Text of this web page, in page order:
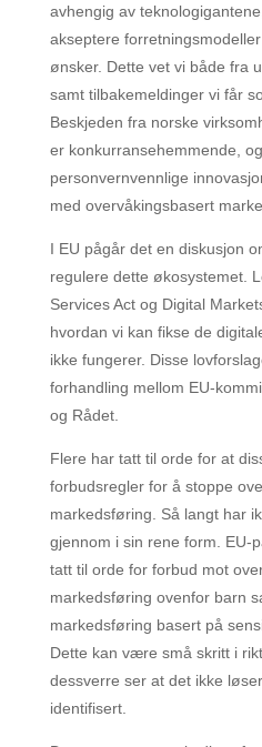
avhengig av
akseptere
ønsker. Dette vet vi både fra
samt tilbakemeldinger vi får
Beskjeden fra norske
er konkurransehemmende,
personvernvennlige
med overvåkingsbasert
I EU pågår det en diskusjon
regulere dette økosystemet.
Services Act og Digital
hvordan vi kan fikse de
ikke fungerer. Disse
forhandling mellom EU-
og Rådet.
Flere har tatt til orde for at
forbudsregler for å stoppe
markedsføring. Så langt har
gjennom i sin rene form. EU-
tatt til orde for forbud mot
markedsføring ovenfor barn
markedsføring basert på
Dette kan være små skritt i
dessverre ser at det ikke
identifisert.